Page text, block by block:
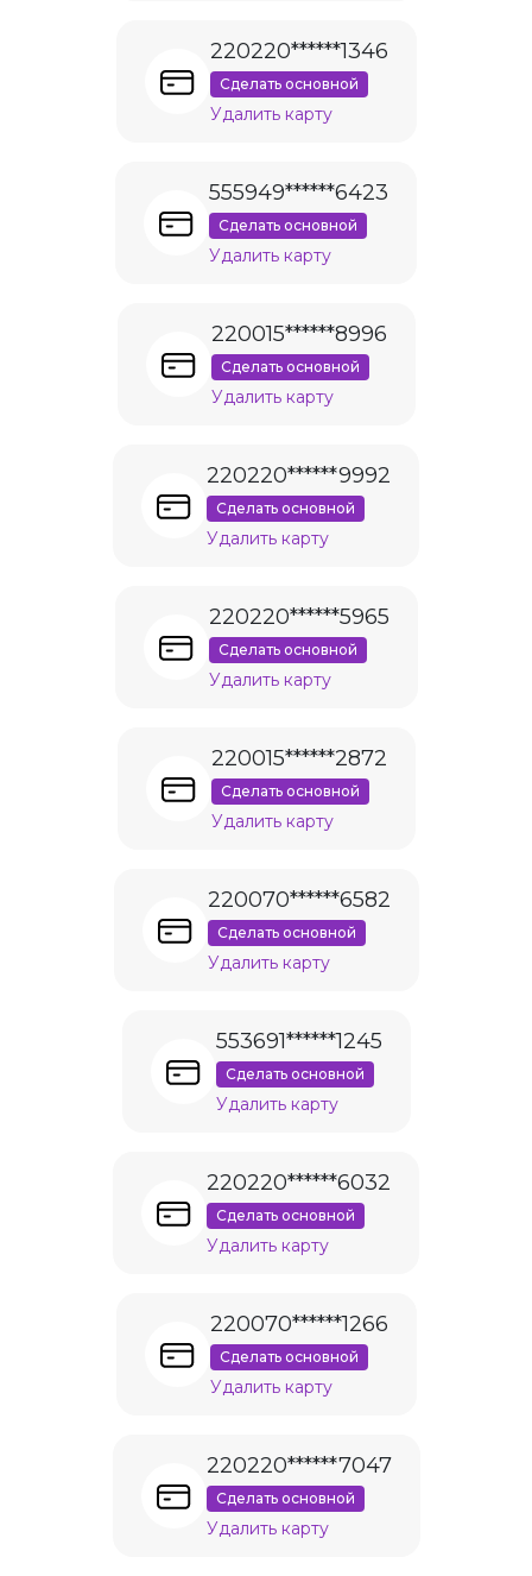
220220******1346
Сделать основной
Удалить карту
555949******6423
Сделать основной
Удалить карту
220015******8996
Сделать основной
Удалить карту
220220******9992
Сделать основной
Удалить карту
220220******5965
Сделать основной
Удалить карту
220015******2872
Сделать основной
Удалить карту
220070******6582
Сделать основной
Удалить карту
553691******1245
Сделать основной
Удалить карту
220220******6032
Сделать основной
Удалить карту
220070******1266
Сделать основной
Удалить карту
220220******7047
Сделать основной
Удалить карту